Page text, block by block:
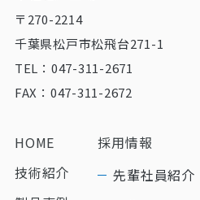
〒270-2214
千葉県松戸市松飛台271-1
TEL：047-311-2671
FAX：047-311-2672
HOME
技術紹介
採用情報
先輩社員紹介